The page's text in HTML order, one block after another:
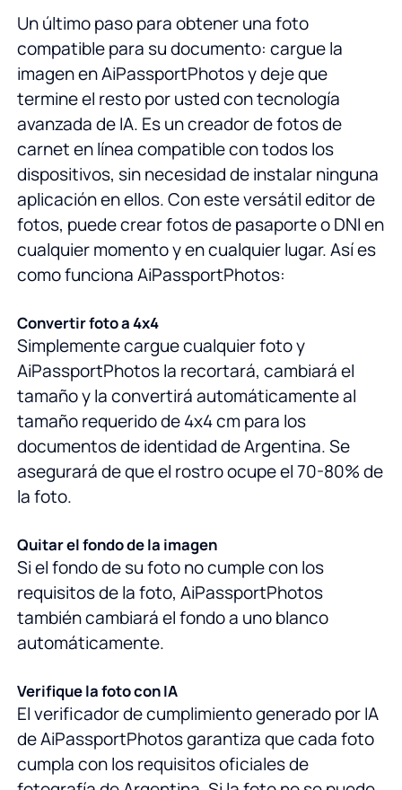
Un último paso para obtener una foto
compatible para su documento: cargue la
imagen en AiPassportPhotos y deje que
termine el resto por usted con tecnología
avanzada de IA. Es un creador de fotos de
carnet en línea compatible con todos los
dispositivos, sin necesidad de instalar ninguna
aplicación en ellos. Con este versátil editor de
fotos, puede crear fotos de pasaporte o DNI en
cualquier momento y en cualquier lugar. Así es
como funciona AiPassportPhotos:
Convertir foto a 4x4
Simplemente cargue cualquier foto y
AiPassportPhotos la recortará, cambiará el
tamaño y la convertirá automáticamente al
tamaño requerido de 4x4 cm para los
documentos de identidad de Argentina. Se
asegurará de que el rostro ocupe el 70-80% de
la foto.
Quitar el fondo de la imagen
Si el fondo de su foto no cumple con los
requisitos de la foto, AiPassportPhotos
también cambiará el fondo a uno blanco
automáticamente.
Verifique la foto con IA
El verificador de cumplimiento generado por IA
de AiPassportPhotos garantiza que cada foto
cumpla con los requisitos oficiales de